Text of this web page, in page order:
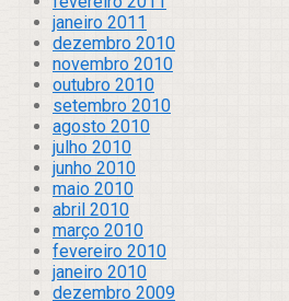
janeiro 2011
dezembro 2010
novembro 2010
outubro 2010
setembro 2010
agosto 2010
julho 2010
junho 2010
maio 2010
abril 2010
março 2010
fevereiro 2010
janeiro 2010
dezembro 2009